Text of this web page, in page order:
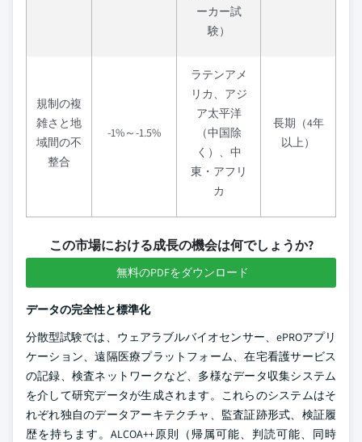
ーカー試
験）
規制の複
雑さと地
域間の不
整合
-1%～-1.5%
ラテンアメ
リカ、アジ
ア太平洋
（中国除
く）、中
東・アフリ
カ
長期（4年
以上）
この市場における成長の機会は何でしょうか?
無料のPDFをダウンロード
データの完全性と標準化
分散型試験では、ウェアラブルバイオセンサー、ePROアプリ
ケーション、遠隔医療プラットフォーム、在宅看護サービス
の記録、検査ネットワークなど、多様なデータ収集システム
を介して研究データが生成されます。これらのシステムはそ
れぞれ独自のデータアーキテクチャ、監査証跡形式、検証履
歴を持ちます。ALCOA++原則（帰属可能、判読可能、同時